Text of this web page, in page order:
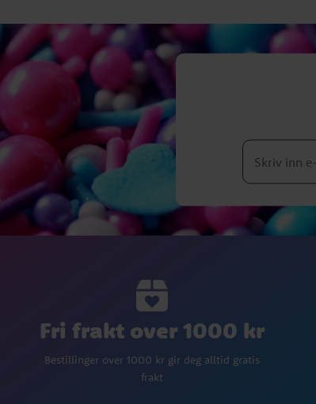
Fri frakt over 1000 kr
Bestillinger over 1000 kr gir deg alltid gratis
frakt